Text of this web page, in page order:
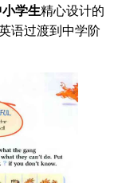
学生精心设计的
语过渡到中学阶